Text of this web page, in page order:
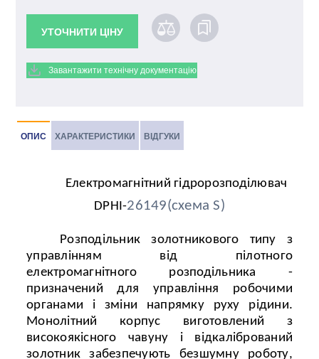
УТОЧНИТИ ЦІНУ
Завантажити технічну документацію
ОПИС ХАРАКТЕРИСТИКИ ВІДГУКИ
Електромагнітний гідророзподілювач
DPHI-26149(схема S)
Розподільник золотникового типу з
управлінням від пілотного
електромагнітного розподільника -
призначений для управління робочими
органами і зміни напрямку руху рідини.
Монолітний корпус виготовлений з
високоякісного чавуну і відкалібрований
золотник забезпечують безшумну роботу,